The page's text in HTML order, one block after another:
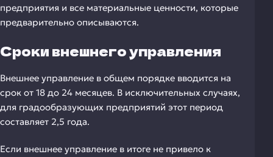
предприятия и все материальные ценности, которые
предварительно описываются.
Сроки внешнего управления
Внешнее управление в общем порядке вводится на
срок от 18 до 24 месяцев. В исключительных случаях,
для градообразующих предприятий этот период
составляет 2,5 года.
Если внешнее управление в итоге не привело к